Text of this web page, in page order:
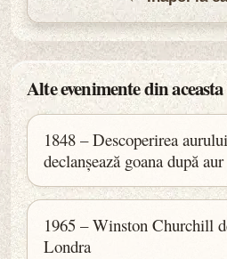
Alte evenimente din
1848 – Descoperirea
declanșează goana după aur
1965 – Winston Churchill
Londra